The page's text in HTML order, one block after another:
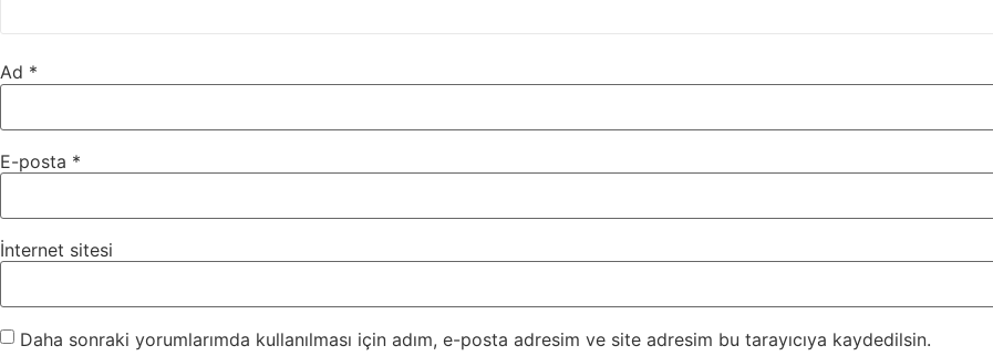
Ad *
E-posta *
İnternet sitesi
Daha sonraki yorumlarımda kullanılması için adım, e-posta adresim ve site adresim bu tarayıcıya kaydedilsin.